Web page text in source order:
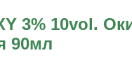
3% 10vol.
90мл